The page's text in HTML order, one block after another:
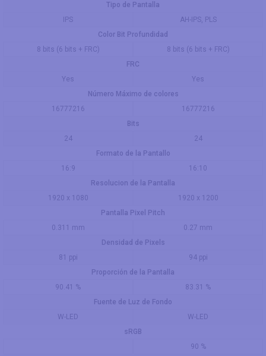
Tipo de Pantalla
IPS
AH-IPS, PLS
Color Bit Profundidad
8 bits (6 bits + FRC)
8 bits (6 bits + FRC)
FRC
Yes
Yes
Número Máximo de colores
16777216
16777216
Bits
24
24
Formato de la Pantallo
16:9
16:10
Resolucion de la Pantalla
1920 x 1080
1920 x 1200
Pantalla Pixel Pitch
0.311 mm
0.27 mm
Densidad de Pixels
81 ppi
94 ppi
Proporción de la Pantalla
90.41 %
83.31 %
Fuente de Luz de Fondo
W-LED
W-LED
sRGB
90 %